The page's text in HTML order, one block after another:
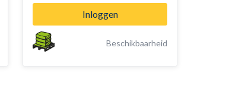
Inloggen
Beschikbaarheid